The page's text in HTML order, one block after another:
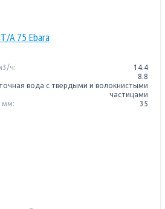
A 75 Ebara
ч:
14.4
8.8
вода с твердыми и волокнистыми
частицами
мм:
35